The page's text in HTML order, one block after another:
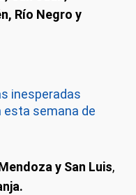
Río Negro y
inesperadas
semana de
y San Luis,